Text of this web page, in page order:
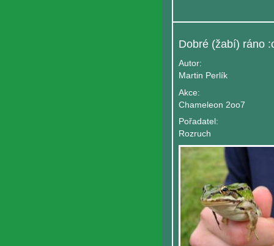
Dobré (žabí) ráno
Autor:
Martin Perlík
Akce:
Chameleon 2oo7
Pořadatel:
Rozruch